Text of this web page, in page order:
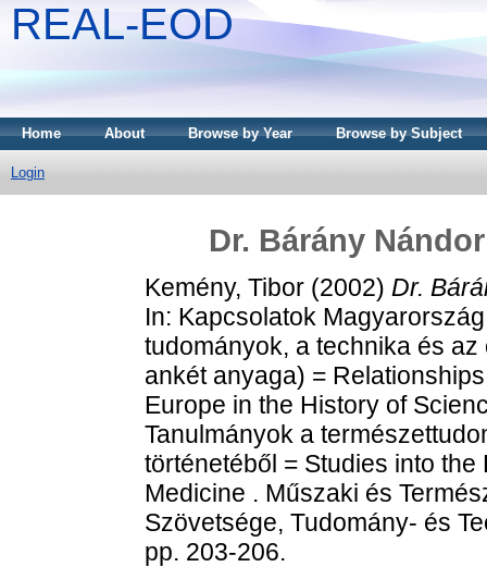
REAL-EOD
Home About Browse by Year Browse by Subject
Login
Dr. Bárány
Kemény, Tibor (2002) Dr.
In: Kapcsolatok
tudományok, a technika és
ankét anyaga) =
Europe in the History of
Tanulmányok a
történetéből = Studies into
Medicine . Műszaki és
Szövetsége, Tudomány- és
pp. 203-206.